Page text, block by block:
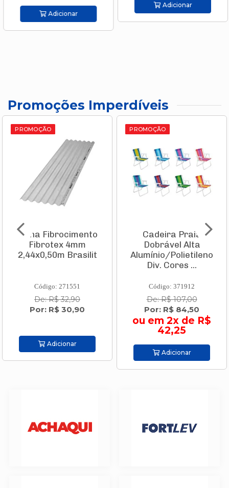
Adicionar
Adicionar
Promoções Imperdíveis
PROMOÇÃO
Telha Fibrocimento
Fibrotex 4mm
2,44x0,50m Brasilit
Código: 271551
De: R$ 32,90
Por: R$ 30,90
Adicionar
PROMOÇÃO
Cadeira Praia
Dobrável Alta
Alumínio/Polietileno
Div. Cores ...
Código: 371912
De: R$ 107,00
Por: R$ 84,50
ou em 2x de R$
42,25
Adicionar